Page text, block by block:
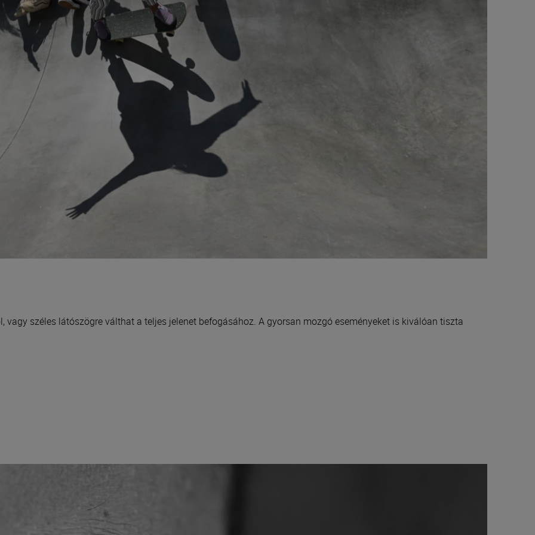
széles látószögre válthat a teljes jelenet befogásához. A gyorsan mozgó eseményeket is kiválóan tiszta